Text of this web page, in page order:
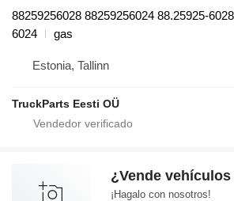
88259256028 88259256024 88.25925-
6024
gas
Estonia, Tallinn
TruckParts Eesti OÜ
¿Vende
¡Hagalo con nosotros!